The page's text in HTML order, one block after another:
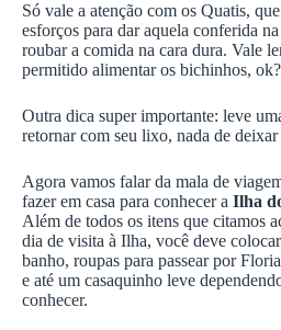
Só vale a atenção com os Quatis,
esforços para dar aquela conferida
roubar a comida na cara dura. Vale
permitido alimentar os bichinhos, ok?
Outra dica super importante: leve
retornar com seu lixo, nada de
Agora vamos falar da mala de
fazer em casa para conhecer a Ilha
Além de todos os itens que citamos
dia de visita à Ilha, você deve
banho, roupas para passear por
e até um casaquinho leve
conhecer.